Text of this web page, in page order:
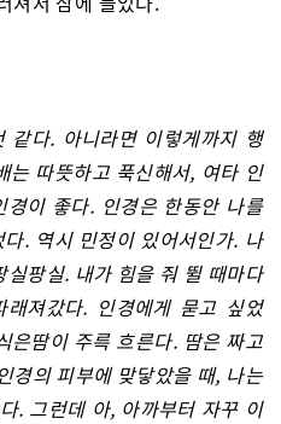
같다. 아니라면 이렇게까지 행
는 따뜻하고 푹신해서, 여타 인
이 좋다. 인경은 한동안 나를
. 역시 민정이 있어서인가. 나
팡실. 내가 힘을 줘 뛸 때마다
져갔다. 인경에게 묻고 싶었
은땀이 주륵 흐른다. 땀은 짜고
경의 피부에 맞닿았을 때, 나는
. 그런데 아, 아까부터 자꾸 이